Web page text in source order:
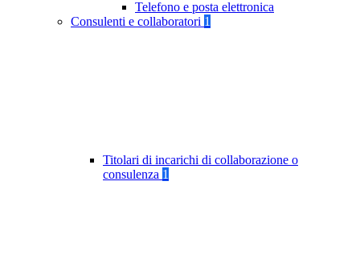
Telefono e posta elettronica
Consulenti e collaboratori 1
Titolari di incarichi di collaborazione o
consulenza 1